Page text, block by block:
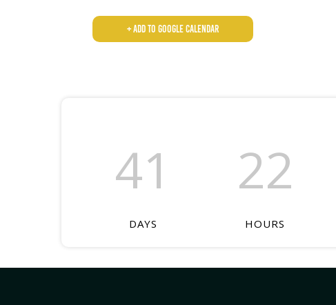
+ Add to Google Calendar
41
DAYS
22
HOURS